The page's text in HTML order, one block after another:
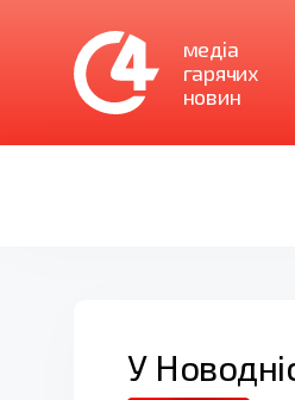
медіа
гарячих
новин
У